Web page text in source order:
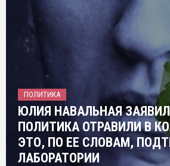
ПОЛИТИКА
ЮЛИЯ НАВАЛЬНАЯ
ПОЛИТИКА ОТРАВИЛИ В
ЭТО, ПО ЕЕ СЛОВАМ,
ЛАБОРАТОРИИ